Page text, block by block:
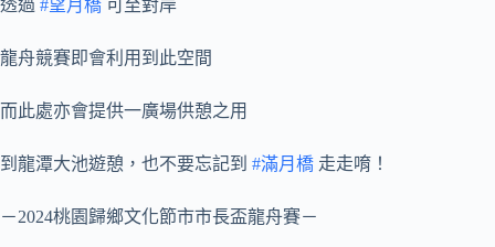
透過 #望月橋 可至對岸
龍舟競賽即會利用到此空間
而此處亦會提供一廣場供憩之用
到龍潭大池遊憩，也不要忘記到 #滿月橋 走走唷！
－2024桃園歸鄉文化節市市長盃龍舟賽－